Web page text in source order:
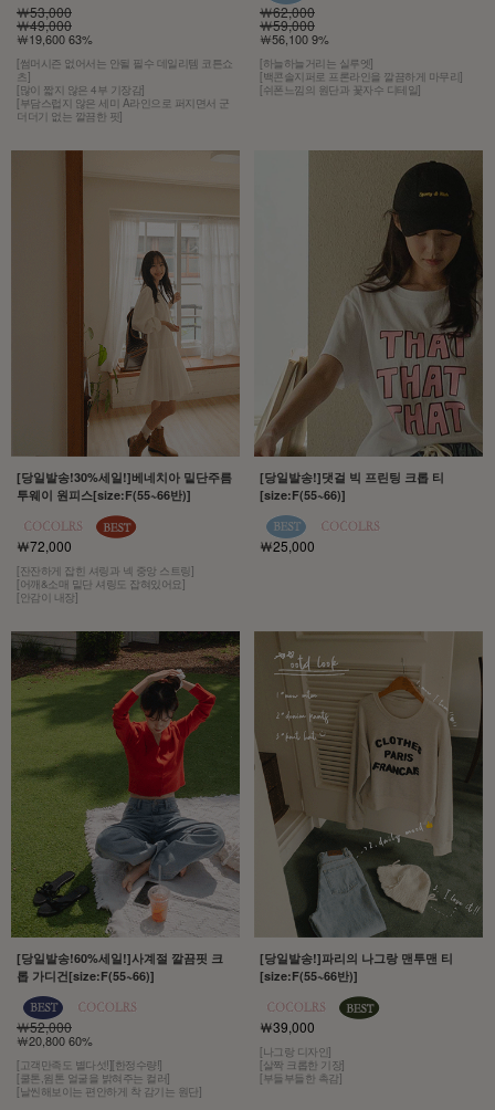
￦53,000
￦49,000
￦19,600 63%
[썸머시즌 없어서는 안될 필수 데일리템 코튼쇼
츠]
[많이 짧지 않은 4부 기장감]
[부담스럽지 않은 세미 A라인으로 퍼지면서 군
더더기 없는 깔끔한 핏]
￦62,000
￦59,000
￦56,100 9%
[하늘하늘거리는 실루엣]
[백콘솔지퍼로 프론라인을 깔끔하게 마무리]
[쉬폰느낌의 원단과 꽃자수 디테일]
[당일발송!30%세일!]베네치아 밑단주름
투웨이 원피스[size:F(55~66반)]
￦72,000
[잔잔하게 잡힌 셔링과 넥 중앙 스트링]
[어깨&소매 밑단 셔링도 잡혀있어요]
[안감이 내장]
[당일발송!]댓걸 빅 프린팅 크롭 티
[size:F(55~66)]
￦25,000
[당일발송!60%세일!]사계절 깔끔핏 크
롭 가디건[size:F(55~66)]
￦52,000
￦20,800 60%
[고객만족도 별다섯!][한정수량!]
[쿨톤,윔톤 얼굴을 밝혀주는 컬러]
[날씬해보이는 편안하게 착 감기는 원단]
[당일발송!]파리의 나그랑 맨투맨 티
[size:F(55~66반)]
￦39,000
[나그랑 디자인]
[살짝 크롭한 기장]
[부들부들한 촉감]